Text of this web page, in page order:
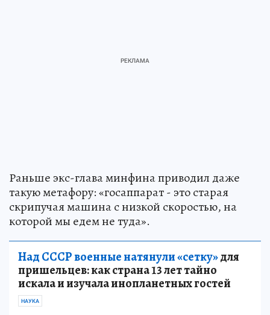
Раньше экс-глава минфина приводил даже
такую метафору: «госаппарат - это старая
скрипучая машина с низкой скоростью, на
которой мы едем не туда».
Над СССР военные натянули «сетку»для
пришельцев: как страна 13 лет тайно
искала и изучала инопланетных гостей
НАУКА